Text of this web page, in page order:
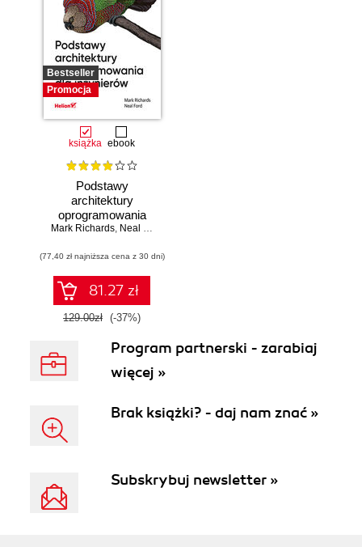
Bestseller
Promocja
książka ebook
Podstawy
architektury
oprogramowania
dla inżynierów.
Mark Richards, Neal Ford
(77,40 zł najniższa cena z 30 dni)
81.27 zł
129.00zł (-37%)
Program partnerski - zarabiaj
więcej »
Brak książki? - daj nam znać »
Subskrybuj newsletter »